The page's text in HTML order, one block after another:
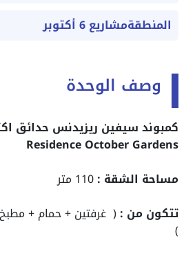
المنطقةمشاريع 6 أكتوبر
وصف الوحدة
Residence October Gardens
مساحة الشقة :
تتكون من :( غرفتين + حمام +
)